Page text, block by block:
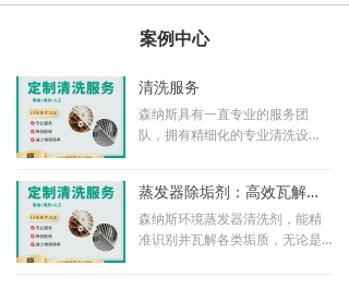
关于我们
案例中心
清洗服务
森纳斯具有一直专业的服务团
队，拥有精细化的专业清洗设
的清洗方案。
蒸发器除垢剂：高效瓦解有机盐垢的清洁利器
森纳斯环境蒸发器清洗剂，能精
准识别并瓦解各类垢质，无论是